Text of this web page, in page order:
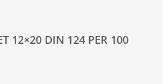
12×20 DIN 124 PER 100